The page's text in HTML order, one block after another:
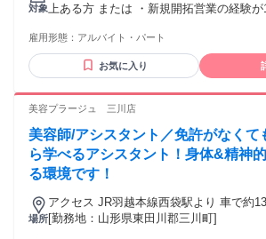
対象上ある方 または ・新規開拓営業の経験が1年以上ある方
Excel、スプレッドシートの使い方が分かる方 （入力操
自由なく出来れば、関数が使い方まで分か
コミュニケーションツール（Slack)の使
▼こんな方に向いています ・会話の中か
語化できる方 ・数字や改善を意識しながら働
仕事で身につくスキル ・ヒアリング力／
のあるトーク設計スキル ・インサイドセ
スキル
雇用形態： アルバイト・パート
お気に入り
美容プラージュ 三川店
美容師/アシスタント／免許がなくて
ら学べるアシスタント！身体&精神
る環境です！
場所
アクセス JR羽越本線西袋駅より 車で約
[勤務地：山形県東田川郡三川町]